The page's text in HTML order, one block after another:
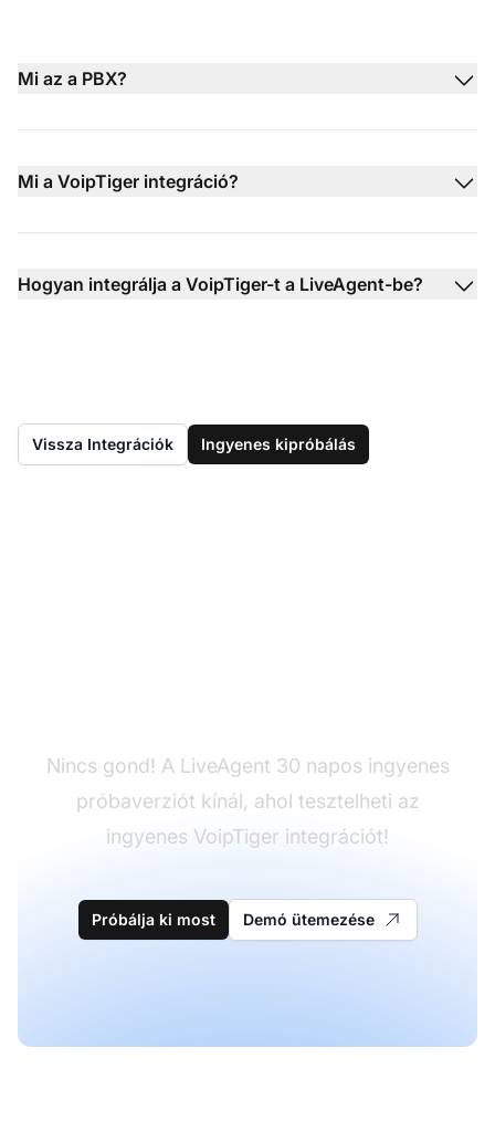
Mi az a PBX?
Mi a VoipTiger integráció?
Hogyan integrálja a VoipTiger-t a LiveAgent-be?
Vissza Integrációk Ingyenes kipróbálás
Nincs gond! A LiveAgent 30 napos ingyenes
próbaverziót kínál, ahol tesztelheti az
ingyenes VoipTiger integrációt!
Próbálja ki most Demó ütemezése